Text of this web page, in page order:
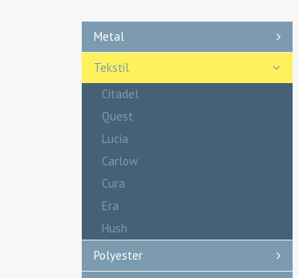
Metal
Tekstil
Citadel
Quest
Lucia
Carlow
Cura
Era
Hush
Polyester